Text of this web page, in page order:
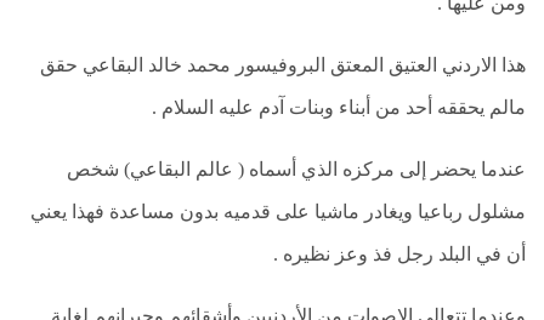
تمزق
الظفيرة
الديسك
الصور
خدماتنا
هذا الاردني العتيق المعتق البروفيسور محمد خالد البقاعي حقق
مالم يحققه أحد من أبناء وبنات آدم عليه السلام .
عندما يحضر إلى مركزه الذي أسماه ( عالم البقاعي) شخص
مشلول رباعيا ويغادر ماشيا على قدميه بدون مساعدة فهذا يعني
أن في البلد رجل فذ وعز نظيره .